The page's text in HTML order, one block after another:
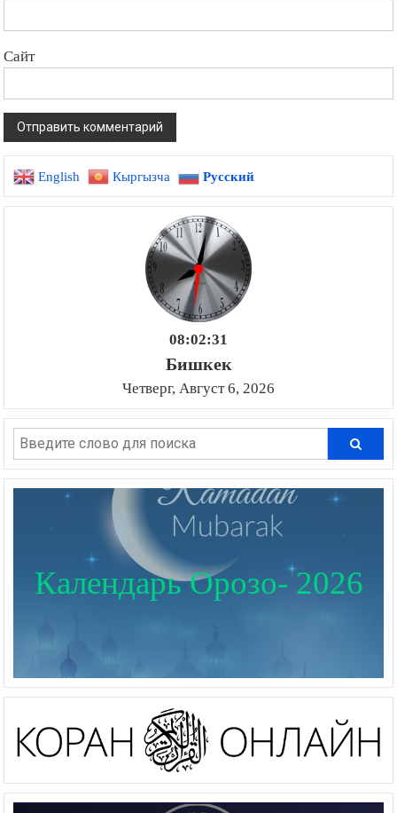
Сайт
English Кыргызча Русский
08:02:32
Бишкек
Четверг, Август 6, 2026
Календарь Орозо- 2026